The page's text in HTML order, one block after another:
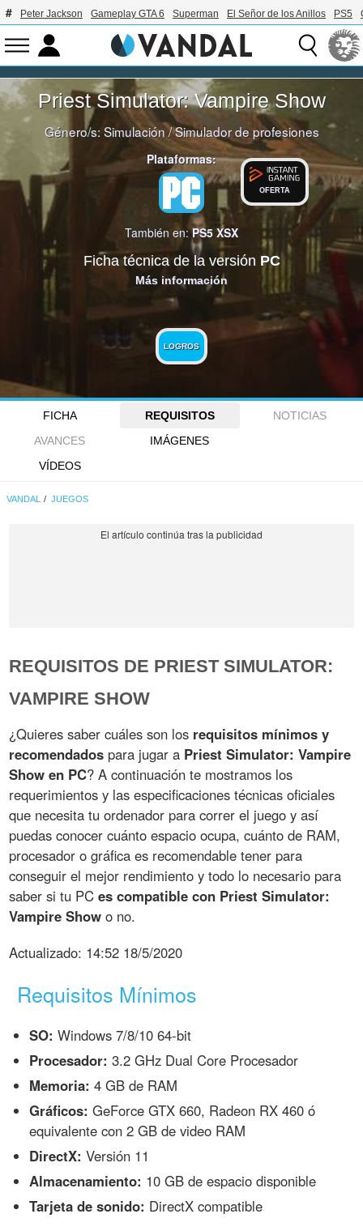
Peter Jackson Gameplay GTA 6 Superman El Señor de los Anillos PS5
Priest Simulator: Vampire Show
Género/s:Simulación/Simulador de profesiones
Plataformas:
OFERTA
También en:PS5 XSX
Ficha técnica de la versión PC
Más información
LOGROS
FICHA REQUISITOS
NOTICIAS
AVANCES
IMÁGENES
VÍDEOS
VANDAL JUEGOS
REQUISITOS DE PRIEST SIMULATOR:
VAMPIRE SHOW
¿Quieres saber cuáles son los requisitos mínimos y
recomendados para jugar a Priest Simulator: Vampire
Show en PC? A continuación te mostramos los
requerimientos y las especificaciones técnicas oficiales
que necesita tu ordenador para correr el juego y así
puedas conocer cuánto espacio ocupa, cuánto de RAM,
procesador o gráfica es recomendable tener para
conseguir el mejor rendimiento y todo lo necesario para
saber si tu PCes compatible con Priest Simulator:
Vampire Show o no.
Actualizado: 14:52 18/5/2020
Requisitos Mínimos
SO: Windows 7/8/10 64-bit
Procesador: 3.2 GHz Dual Core Procesador
Memoria: 4 GB de RAM
Gráficos: GeForce GTX 660, Radeon RX 460 ó
equivalente con 2 GB de video RAM
DirectX: Versión 11
Almacenamiento: 10 GB de espacio disponible
Tarjeta de sonido: DirectX compatible